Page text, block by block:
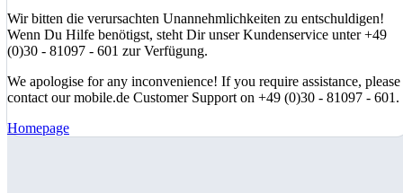
Wir bitten die verursachten Unannehmlichkeiten zu entschuldigen!
Wenn Du Hilfe benötigst, steht Dir unser Kundenservice unter +49
(0)30 - 81097 - 601 zur Verfügung.
We apologise for any inconvenience! If you require assistance, please
contact our mobile.de Customer Support on +49 (0)30 - 81097 - 601.
Homepage